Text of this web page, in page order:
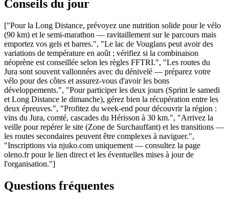
Conseils du jour
["Pour la Long Distance, prévoyez une nutrition solide pour le vélo
(90 km) et le semi-marathon — ravitaillement sur le parcours mais
emportez vos gels et barres.", "Le lac de Vouglans peut avoir des
variations de température en août ; vérifiez si la combinaison
néoprène est conseillée selon les règles FFTRI.", "Les routes du
Jura sont souvent vallonnées avec du dénivelé — préparez votre
vélo pour des côtes et assurez-vous d'avoir les bons
développements.", "Pour participer les deux jours (Sprint le samedi
et Long Distance le dimanche), gérez bien la récupération entre les
deux épreuves.", "Profitez du week-end pour découvrir la région :
vins du Jura, comté, cascades du Hérisson à 30 km.", "Arrivez la
veille pour repérer le site (Zone de Surchauffant) et les transitions —
les routes secondaires peuvent être complexes à naviguer.",
"Inscriptions via njuko.com uniquement — consultez la page
oleno.fr pour le lien direct et les éventuelles mises à jour de
l'organisation."]
Questions fréquentes